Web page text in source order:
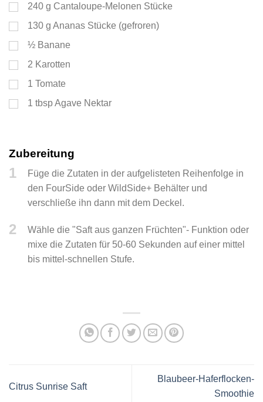
240 g Cantaloupe-Melonen Stücke
130 g Ananas Stücke (gefroren)
½ Banane
2 Karotten
1 Tomate
1 tbspAgave Nektar
Zubereitung
1
Füge die Zutaten in der aufgelisteten Reihenfolge in
den FourSide oder WildSide+ Behälter und
verschließe ihn dann mit dem Deckel.
2
Wähle die "Saft aus ganzen Früchten"- Funktion oder
mixe die Zutaten für 50-60 Sekunden auf einer mittel
bis mittel-schnellen Stufe.
Citrus Sunrise Saft
Blaubeer-Haferflocken-
Smoothie